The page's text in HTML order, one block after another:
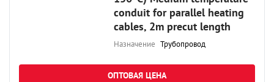
conduit for parallel heating
cables, 2m precut length
Назначение Трубопровод
ОПТОВАЯ ЦЕНА